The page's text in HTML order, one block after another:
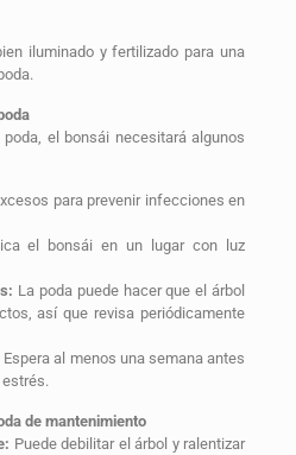
iluminado y fertilizado para una
el bonsái necesitará algunos
para prevenir infecciones en
el bonsái en un lugar con luz
La poda puede hacer que el árbol
así que revisa periódicamente
Espera al menos una semana antes
de mantenimiento
Puede debilitar el árbol y ralentizar